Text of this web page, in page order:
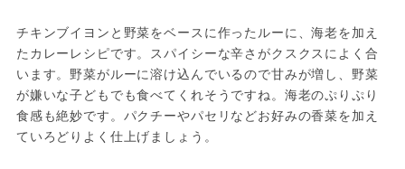
チキンブイヨンと野菜をベースに作ったルーに、海老を加え
たカレーレシピです。スパイシーな辛さがクスクスによく合
います。野菜がルーに溶け込んでいるので甘みが増し、野菜
が嫌いな子どもでも食べてくれそうですね。海老のぷりぷり
食感も絶妙です。パクチーやパセリなどお好みの香菜を加え
ていろどりよく仕上げましょう。